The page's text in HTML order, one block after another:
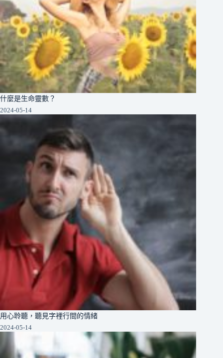
什麼是生命靈數？
2024-05-14
用心聆聽，聽見字裡行間的情緒
2024-05-14